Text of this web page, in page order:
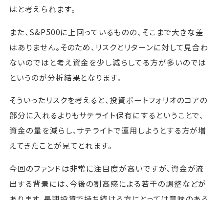
はと考えられます。
また、S&P500に上回っているものの、そこまで大きな差
はありません。そのため、リスクとリターンに対して見合わ
ないのではと考え資金を少し減らしてる方が多いのでは
というのが分析結果となります。
そういったリスクを考えると、投資ポートフォリオのコアの
部分に入れるよりもサテライト保有にするということで、
資金の量を減らし、サテライトで運用しようとする方が増
えてきたことが見てとれます。
今回のファンドは非常に注目度が高いですが、資金が流
出する背景には、今後の割高感による若干の調整などが